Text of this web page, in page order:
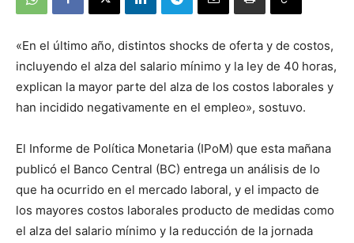
«En el último año, distintos shocks de oferta y de costos,
incluyendo el alza del salario mínimo y la ley de 40 horas,
explican la mayor parte del alza de los costos laborales y
han incidido negativamente en el empleo», sostuvo.
El Informe de Política Monetaria (IPoM) que esta mañana
publicó el Banco Central (BC) entrega un análisis de lo
que ha ocurrido en el mercado laboral, y el impacto de
los mayores costos laborales producto de medidas como
el alza del salario mínimo y la reducción de la jornada